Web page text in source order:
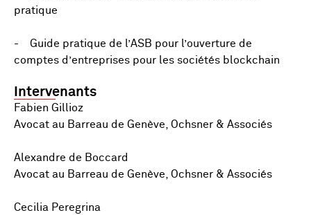
pratique
- Guide pratique de l’ASB pour l’ouverture de
comptes d’entreprises pour les sociétés blockchain
Intervenants
Fabien Gillioz
Avocat au Barreau de Genève, Ochsner & Associés
Alexandre de Boccard
Avocat au Barreau de Genève, Ochsner & Associés
Cecilia Peregrina